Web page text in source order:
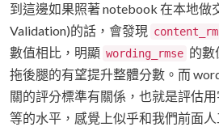
到這邊如果照著 notebook 在本地做
Validation)的話，會發現
數值相比，明顯 wording_rmse 的數
拖後腿的有望提升整體分數。而
關的評分標準有關係，也就是評估
等的水平，感覺上似乎和我們前面人